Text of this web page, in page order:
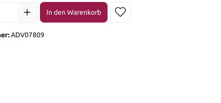
Gib den gewünschten Wert ein oder benutze die
In den Warenkorb
ADV07809